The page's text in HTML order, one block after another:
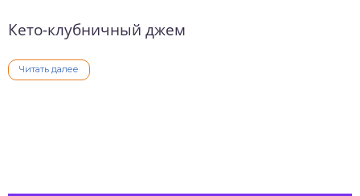
Кето-клубничный джем
Читать далее